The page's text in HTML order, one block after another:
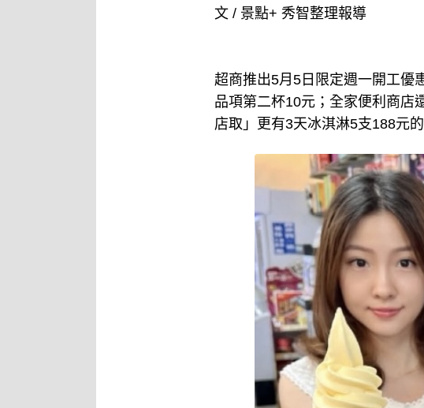
文 / 景點+ 秀智整理報導
超商推出5月5日限定週一開工優
品項第二杯10元；全家便利商店
店取」更有3天冰淇淋5支188元